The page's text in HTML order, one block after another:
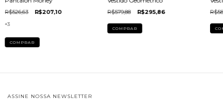
R$526,63 R$207,10
+3
COMPRAR
R$579,88 R$295,86
COMPRAR
ASSINE NOSSA NEWSLETTER